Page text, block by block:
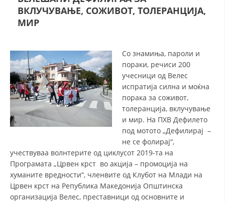
СТРУКТУРА НА ОРГАНИЗАЦИЈАТА
ЗАКОН ЗА ЦКРМ
СТАТУТ НА ЦКРМ
ОРГАНИЗАЦИЈА И РАЗВОЈ
РАКОВОДЕН ОДБОР
ВКЛУЧУВАЊЕ, СОЖИВОТ, ТОЛЕРАНЦИЈА,
МИР
Со знамиња, пароли и
пораки, речиси 200
учесници од Велес
испратија силна и моќна
порака за соживот,
толеранција, вклучување
и мир. На ПХВ Дефилето
под мотото „Дефилирај –
не се фолирај“,
учествуваа волнтерите од циклусот 2019-та на
Програмата „Црвен крст во акција – промоција на
хуманите вредности“, членвите од Клубот на Млади на
Црвен крст на Република Македонија Општинска
организација Велес, преставници од основните и